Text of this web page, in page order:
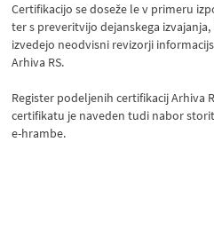
Certifikacijo se doseže le v primeru
ter s preveritvijo dejanskega
izvedejo neodvisni revizorji
Arhiva RS.
Register podeljenih certifikacij Arhiva
certifikatu je naveden tudi nabor
e-hrambe.